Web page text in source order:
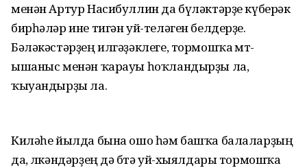
менән Артур Насибуллин да бүләктәрҙе күберәк
бирһәләр ине тигән уй-теләген белдерҙе.
Бәләкәстәрҙең илгәҙәклеге, тормошҡа өмөт-
ышаныс менән ҡарауы һоҡландырҙы ла,
ҡыуандырҙы ла.
Киләһе йылда бына ошо һәм башҡа балаларҙың
да, өлкәндәрҙең дә бөтә уй-хыялдары тормошҡа